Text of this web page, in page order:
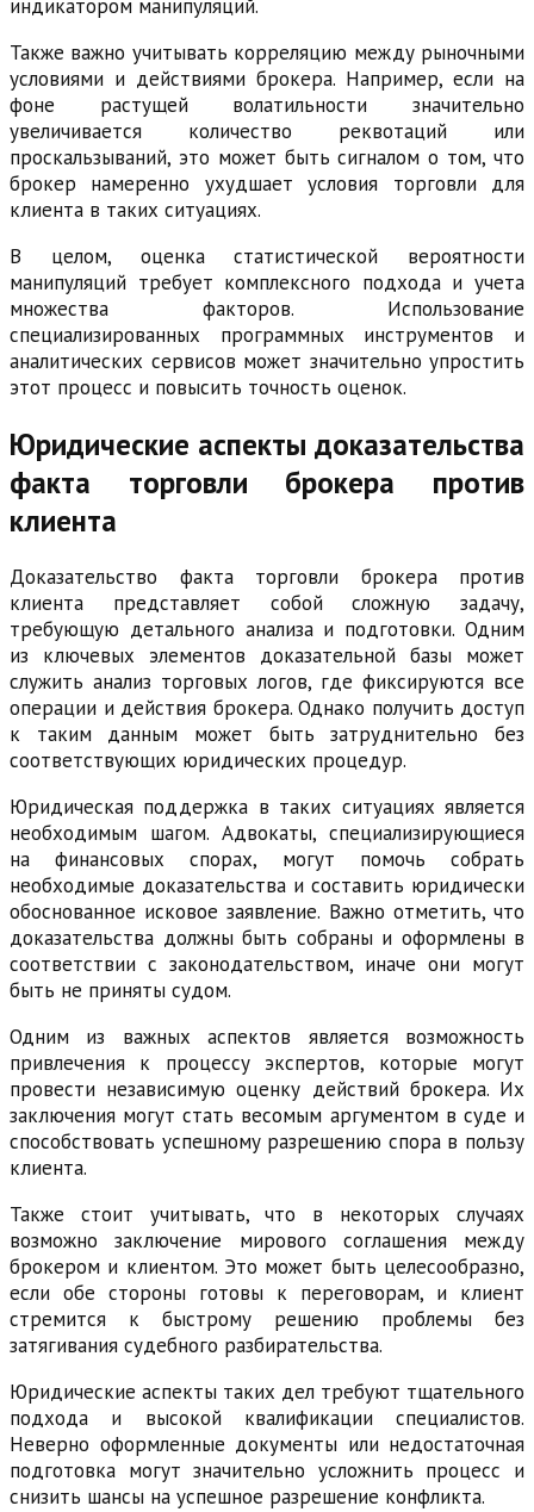
индикатором манипуляций.
Также важно учитывать корреляцию между рыночными
условиями и действиями брокера. Например, если на
фоне растущей волатильности значительно
увеличивается количество реквотаций или
проскальзываний, это может быть сигналом о том, что
брокер намеренно ухудшает условия торговли для
клиента в таких ситуациях.
В целом, оценка статистической вероятности
манипуляций требует комплексного подхода и учета
множества факторов. Использование
специализированных программных инструментов и
аналитических сервисов может значительно упростить
этот процесс и повысить точность оценок.
Юридические аспекты доказательства
факта торговли брокера против
клиента
Доказательство факта торговли брокера против
клиента представляет собой сложную задачу,
требующую детального анализа и подготовки. Одним
из ключевых элементов доказательной базы может
служить анализ торговых логов, где фиксируются все
операции и действия брокера. Однако получить доступ
к таким данным может быть затруднительно без
соответствующих юридических процедур.
Юридическая поддержка в таких ситуациях является
необходимым шагом. Адвокаты, специализирующиеся
на финансовых спорах, могут помочь собрать
необходимые доказательства и составить юридически
обоснованное исковое заявление. Важно отметить, что
доказательства должны быть собраны и оформлены в
соответствии с законодательством, иначе они могут
быть не приняты судом.
Одним из важных аспектов является возможность
привлечения к процессу экспертов, которые могут
провести независимую оценку действий брокера. Их
заключения могут стать весомым аргументом в суде и
способствовать успешному разрешению спора в пользу
клиента.
Также стоит учитывать, что в некоторых случаях
возможно заключение мирового соглашения между
брокером и клиентом. Это может быть целесообразно,
если обе стороны готовы к переговорам, и клиент
стремится к быстрому решению проблемы без
затягивания судебного разбирательства.
Юридические аспекты таких дел требуют тщательного
подхода и высокой квалификации специалистов.
Неверно оформленные документы или недостаточная
подготовка могут значительно усложнить процесс и
снизить шансы на успешное разрешение конфликта.